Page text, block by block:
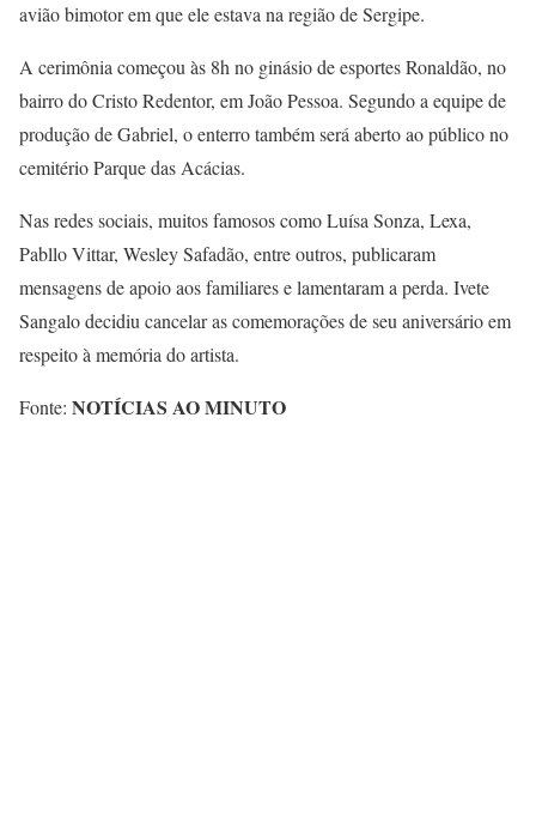
avião bimotor em que ele estava na região de Sergipe.
A cerimônia começou às 8h no ginásio de esportes Ronaldão, no
bairro do Cristo Redentor, em João Pessoa. Segundo a equipe de
produção de Gabriel, o enterro também será aberto ao público no
cemitério Parque das Acácias.
Nas redes sociais, muitos famosos como Luísa Sonza, Lexa,
Pabllo Vittar, Wesley Safadão, entre outros, publicaram
mensagens de apoio aos familiares e lamentaram a perda. Ivete
Sangalo decidiu cancelar as comemorações de seu aniversário em
respeito à memória do artista.
Fonte: NOTÍCIAS AO MINUTO